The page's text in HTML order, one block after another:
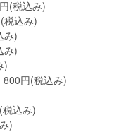
(税込み)
税込み)
み)
み)
)
800円(税込み)
税込み)
)